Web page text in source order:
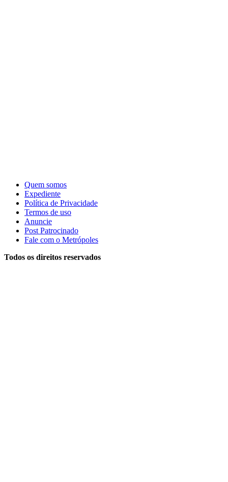
Quem somos
Expediente
Política de Privacidade
Termos de uso
Anuncie
Post Patrocinado
Fale com o Metrópoles
Todos os direitos reservados